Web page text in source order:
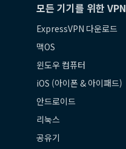
모든 기기를 위한 VPN
ExpressVPN 다운로드
맥OS
윈도우 컴퓨터
iOS (아이폰 & 아이패드)
안드로이드
리눅스
공유기